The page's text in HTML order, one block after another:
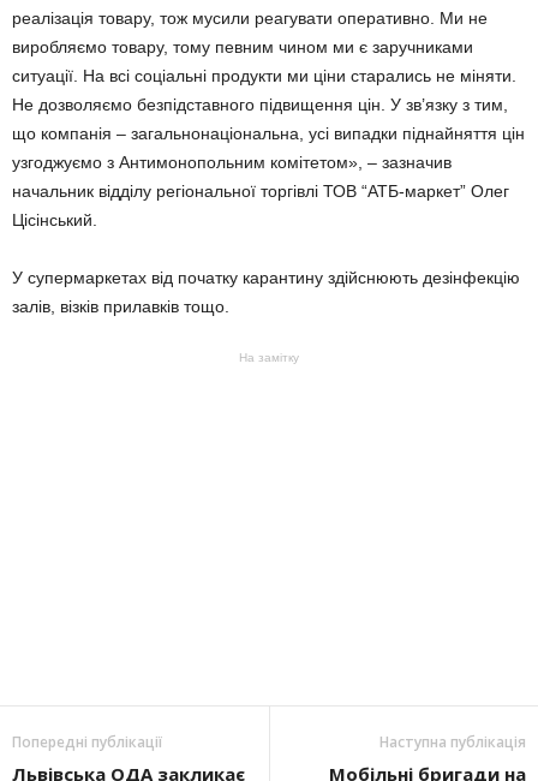
реалізація товару, тож мусили реагувати оперативно. Ми не
виробляємо товару, тому певним чином ми є заручниками
ситуації. На всі соціальні продукти ми ціни старались не міняти.
Не дозволяємо безпідставного підвищення цін. У зв’язку з тим,
що компанія – загальнонаціональна, усі випадки піднайняття цін
узгоджуємо з Антимонопольним комітетом», – зазначив
начальник відділу регіональної торгівлі ТОВ “АТБ-маркет” Олег
Цісінський.
У супермаркетах від початку карантину здійснюють дезінфекцію
залів, візків прилавків тощо.
На замітку
Попередні публікації
Львівська ОДА закликає
Наступна публікація
Мобільні бригади на